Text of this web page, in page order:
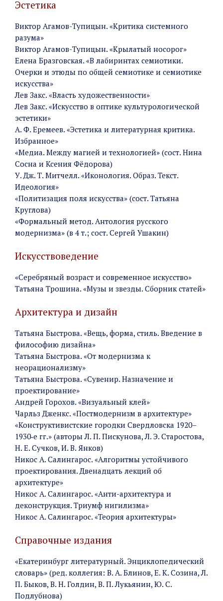
Эстетика
Виктор Агамов-Тупицын. «Критика системного
разума»
Виктор Агамов-Тупицын. «Крылатый носорог»
Елена Бразговская. «В лабиринтах семиотики.
Очерки и этюды по общей семиотике и семиотике
искусства»
Лев Закс. «Власть художественности»
Лев Закс. «Искусство в оптике культурологической
эстетики»
А. Ф. Еремеев. «Эстетика и литературная критика.
Избранное»
«Медиа. Между магией и технологией» (сост. Нина
Сосна и Ксения Фёдорова)
У. Дж. Т. Митчелл. «Иконология. Образ. Текст.
Идеология»
«Политизация поля искусства» (сост. Татьяна
Круглова)
«Формальный метод. Антология русского
модернизма» (в 4 т.; сост. Сергей Ушакин)
Искусствоведение
«Серебряный возраст и современное искусство»
Татьяна Трошина. «Музы и звезды. Сборник статей»
Архитектура и дизайн
Татьяна Быстрова. «Вещь, форма, стиль. Введение в
философию дизайна»
Татьяна Быстрова. «От модернизма к
неорационализму»
Татьяна Быстрова. «Сувенир. Назначение и
проектирование»
Андрей Горохов. «Визуальный клей»
Чарльз Дженкс. «Постмодернизм в архитектуре»
«Конструктивистские городки Свердловска 1920–
1930‑е гг.» (авторы Л. П. Пискунова, Л. Э. Старостова,
Н. Е. Сучков, И. В. Янков)
Никос А. Салингарос. «Алгоритмы устойчивого
проектирования. Двенадцать лекций об
архитектуре»
Никос А. Салингарос. «Анти-архитектура и
деконструкция. Триумф нигилизма»
Никос А. Салингарос. «Теория архитектуры»
Справочные издания
«Екатеринбург литературный. Энциклопедический
словарь» (ред. коллегия: В. А. Блинов, Е. К. Созина, Л.
П. Быков, В. Н. Голдин, В. П. Лукьянин, Ю. С.
Подлубнова)